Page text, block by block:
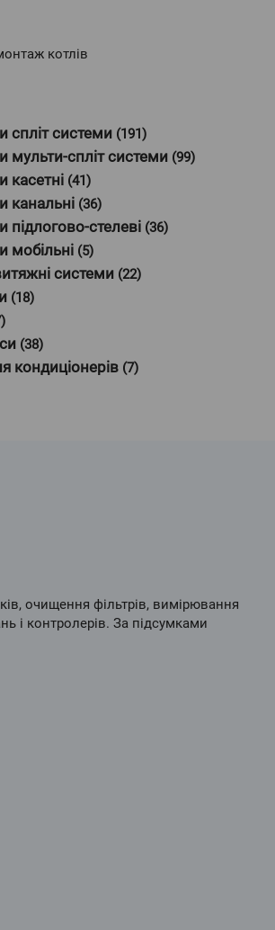
котлів
спліт системи(191)
мульти-спліт системи(99)
касетні(41)
канальні(36)
підлогово-стелеві(36)
мобільні(5)
системи(22)
(18)
(38)
кондиціонерів(7)
очищення фільтрів, вимірювання
і контролерів. За підсумками